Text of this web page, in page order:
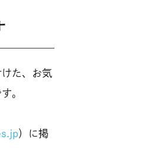
た、お気
。
）に掲